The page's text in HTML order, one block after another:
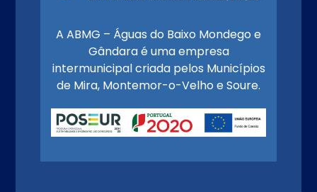
A ABMG – Águas do Baixo Mondego e
Gândara é uma empresa
intermunicipal criada pelos Municípios
de Mira, Montemor-o-Velho e Soure.